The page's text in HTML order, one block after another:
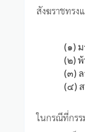
สังฆราชทรง
(๑)
(๒)
(๓)
(๔)
ในกรณีที่กร